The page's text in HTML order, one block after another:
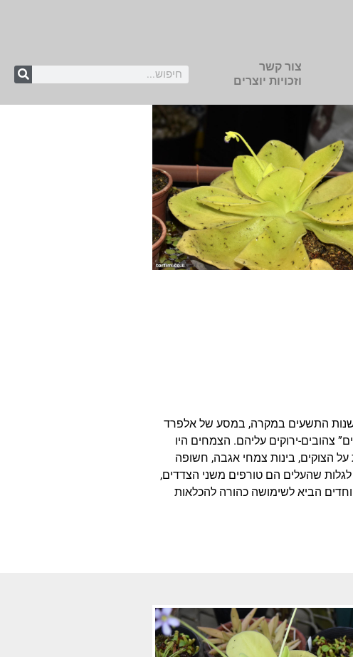
צור קשר
וזכויות יוצרים
התשעים במקרה, במסע של אלפרד
צהובים-ירוקים עליהם. הצמחים היו
הצוקים, בינות צמחי אגבה, חשופה
שהעלים הם טורפים משני הצדדים,
הביא לשימושה כהורה להכלאות